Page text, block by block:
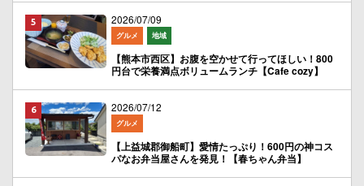
2026/07/09
グルメ 地域
【熊本市西区】お腹を空かせて行ってほしい！800
円台で栄養満点ボリュームランチ【Cafe cozy】
2026/07/12
グルメ
【上益城郡御船町】愛情たっぷり！600円の神コス
パなお弁当屋さんを発見！【春ちゃん弁当】